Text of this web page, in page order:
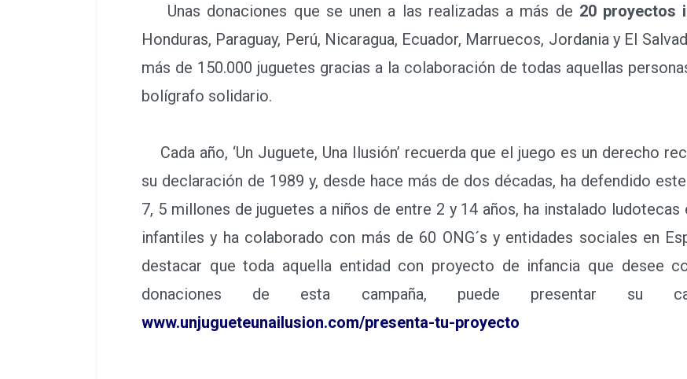
Unas donaciones que se unen a las realizadas a más de 20 proyectos
Honduras, Paraguay, Perú, Nicaragua, Ecuador, Marruecos, Jordania y El
más de 150.000 juguetes gracias a la colaboración de todas aquellas
bolígrafo solidario.
Cada año, ‘Un Juguete, Una Ilusión’ recuerda que el juego es un derecho
su declaración de 1989 y, desde hace más de dos décadas, ha defendido
7, 5 millones de juguetes a niños de entre 2 y 14 años, ha instalado
infantiles y ha colaborado con más de 60 ONG´s y entidades sociales en
destacar que toda aquella entidad con proyecto de infancia que desee
donaciones de esta campaña, puede presentar su
www.unjugueteunailusion.com/presenta-tu-proyecto